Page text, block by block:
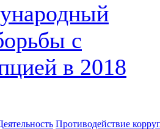
с
в 2018
Противодействие